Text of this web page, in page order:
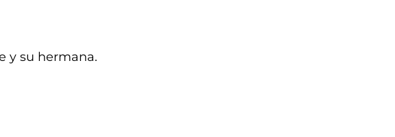
y su hermana.